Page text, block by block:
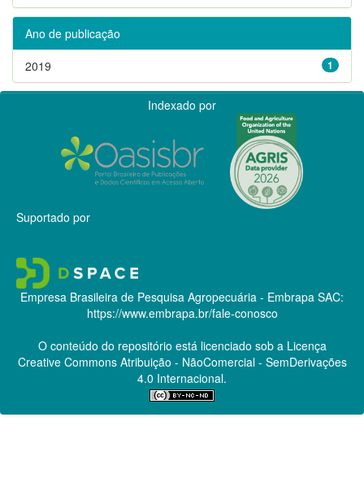
Ano de publicação
1
2019
Indexado por
Suportado por
Empresa Brasileira de Pesquisa Agropecuária - Embrapa SAC:
https://www.embrapa.br/fale-conosco
O conteúdo do repositório está licenciado sob a Licença
Creative CommonsAtribuição - NãoComercial - SemDerivações
4.0 Internacional.